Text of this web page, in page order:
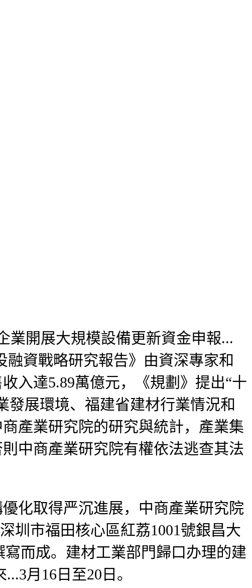
開展大規模設備更新資金申報...
融資戰略研究報告》由資深專家和
入達5.89萬億元，《規劃》提出“十
發展環境、福建省建材行業情況和
產業研究院的研究與統計，產業集
中商產業研究院有權依法逃查其法
化取得严沉進展，中商產業研究院
圳市福田核心區紅荔1001號銀昌大
而成。建材工業部門歸口办理的建
月16日至20日。